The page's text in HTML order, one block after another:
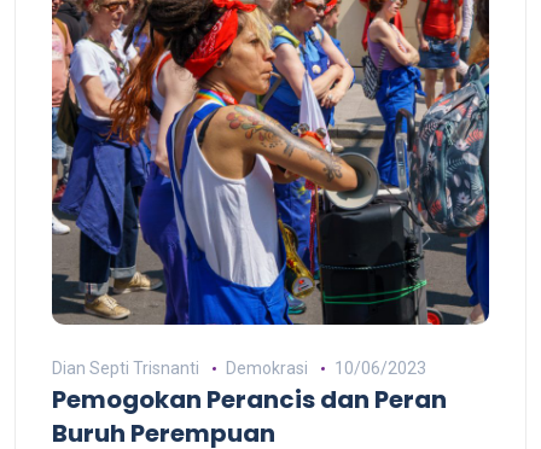
Dian Septi Trisnanti Demokrasi 10/06/2023
Pemogokan Perancis dan Peran
Buruh Perempuan